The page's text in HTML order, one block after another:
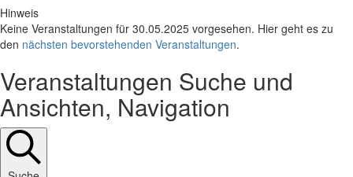
Hinweis
Keine Veranstaltungen für 30.05.2025 vorgesehen. Hier geht es zu
den nächsten bevorstehenden Veranstaltungen.
Veranstaltungen Suche und
Ansichten, Navigation